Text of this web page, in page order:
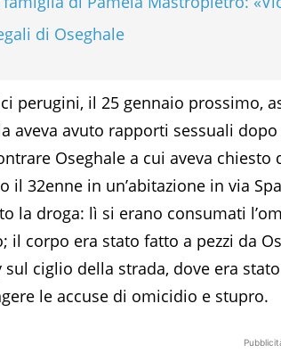
di Oseghale
perugini, il 25 gennaio prossimo,
aveva avuto rapporti sessuali
Oseghale a cui aveva
il 32enne in un’abitazione in via
la droga: lì si erano consumati
il corpo era stato fatto a pezzi da
sul ciglio della strada, dove era
le accuse di omicidio e stupro.